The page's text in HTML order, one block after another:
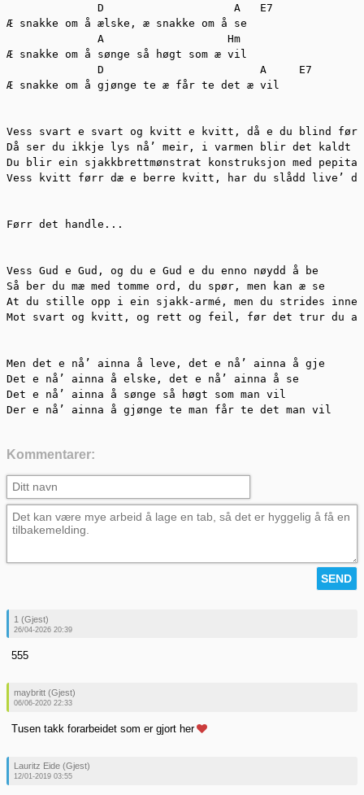
              D                    A   E7
Æ snakke om å ælske, æ snakke om å se
              A                   Hm
Æ snakke om å sønge så høgt som æ vil
              D                        A     E7
Æ snakke om å gjønge te æ får te det æ vil
Vess svart e svart og kvitt e kvitt, då e du blind
Då ser du ikkje lys nå’ meir, i varmen blir det kaldt
Du blir ein sjakkbrettmønstrat konstruksjon med
Vess kvitt førr dæ e berre kvitt, har du slådd live’
Førr det handle...
Vess Gud e Gud, og du e Gud e du enno nøydd å be
Så ber du mæ med tomme ord, du spør, men kan æ se
At du stille opp i ein sjakk-armé, men du strides
Mot svart og kvitt, og rett og feil, før det trur du at
Men det e nå’ ainna å leve, det e nå’ ainna å gje
Det e nå’ ainna å elske, det e nå’ ainna å se
Det e nå’ ainna å sønge så høgt som man vil
Der e nå’ ainna å gjønge te man får te det man vil
Kommentarer:
1 (Gjest)
26/04-2026 20:39
555
maybritt (Gjest)
06/06-2020 22:33
Tusen takk forarbeidet som er gjort her
Lauritz Eide (Gjest)
12/01-2019 03:55